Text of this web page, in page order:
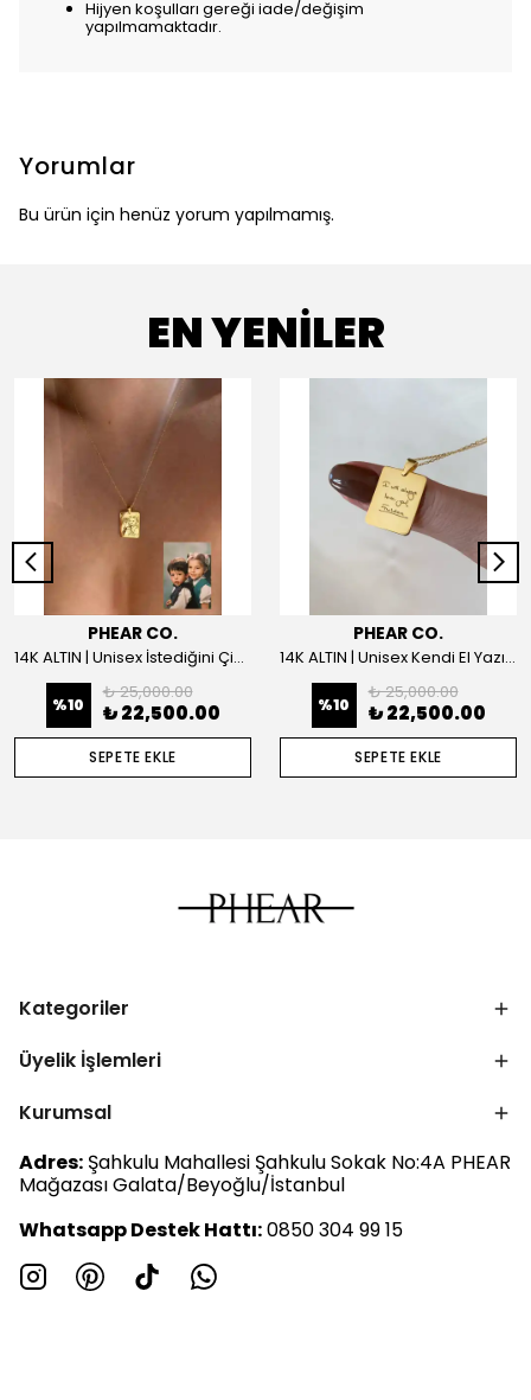
Hijyen koşulları gereği iade/değişim
yapılmamaktadır.
Yorumlar
Bu ürün için henüz yorum yapılmamış.
EN YENİLER
PHEAR CO.
14K ALTIN | Unisex İstediğini Çizdir Kolye
%10
₺ 25,000.00
₺ 22,500.00
SEPETE EKLE
PHEAR CO.
14K ALTIN | Unisex Kendi El Yazın ile İstediğini Yazdır Plaka Kolye
%10
₺ 25,000.00
₺ 22,500.00
SEPETE EKLE
Kategoriler
Üyelik İşlemleri
Kurumsal
Adres: Şahkulu Mahallesi Şahkulu Sokak No:4A PHEAR
Mağazası Galata/Beyoğlu/İstanbul
Whatsapp Destek Hattı:0850 304 99 15